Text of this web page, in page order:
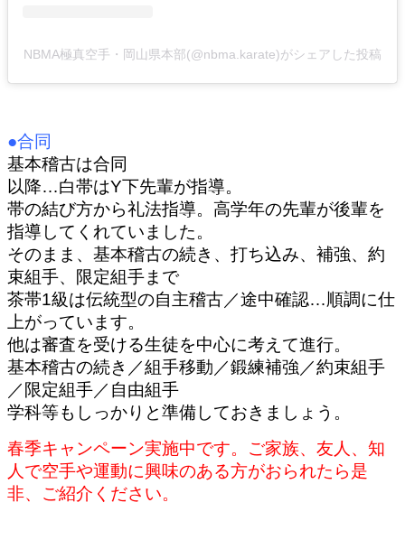
NBMA極真空手・岡山県本部(@nbma.karate)がシェアした投稿
●合同
基本稽古は合同
以降…白帯はY下先輩が指導。
帯の結び方から礼法指導。高学年の先輩が後輩を
指導してくれていました。
そのまま、基本稽古の続き、打ち込み、補強、約
束組手、限定組手まで
茶帯1級は伝統型の自主稽古／途中確認…順調に仕
上がっています。
他は審査を受ける生徒を中心に考えて進行。
基本稽古の続き／組手移動／鍛練補強／約束組手
／限定組手／自由組手
学科等もしっかりと準備しておきましょう。
春季キャンペーン実施中です。ご家族、友人、知
人で空手や運動に興味のある方がおられたら是
非、ご紹介ください。